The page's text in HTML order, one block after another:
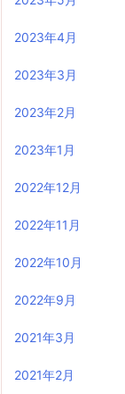
2023年4月
2023年3月
2023年2月
2023年1月
2022年12月
2022年11月
2022年10月
2022年9月
2021年3月
2021年2月